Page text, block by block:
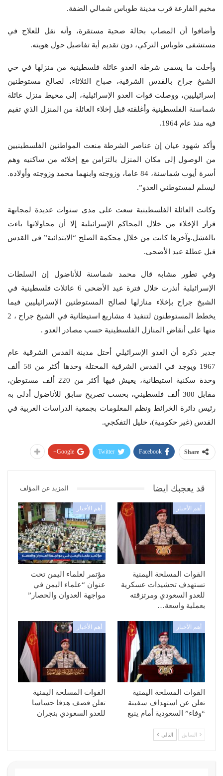
مخيم الفارعة قرب مدينة طوباس شمالي الضفة.
وأضافوا أن المصاب بحالة صحية مستقرة، وأنه نقل للعلاج في
مستشفى طوباس التركي، دون تقديم أية تفاصيل حول هويته.
وأخلت ما يسمى شرطة العدو عائلة فلسطينية من منزلها في حي
الشيخ جراح بالقدس الشرقية، صباح الثلاثاء، لصالح مستوطنين
إسرائيليين، ووصلت قوات العدو الإسرائيلية، إلى محيط منزل عائلة
شماسنة الفلسطينية وأغلقته قبل إخلاء العائلة من المنزل الذي تقيم
فيه منذ عام 1964.
وأكد شهود عيان إن عناصر الشرطة منعت المواطنين الفلسطينيين
من الوصول إلى مكان المنزل بالتزامن مع إخلائه من ساكنيه وهم
أسرة أيوب شماسنة، 84 عاما، وزوجته وابنهما محمد وزوجته وأولاده.
ليسلم لمستوطني العدو”.
وكانت العائلة الفلسطينية سعت على مدى سنوات عديدة لمجابهة
قرار الإخلاء من خلال المحاكم الإسرائيلية إلا أن محاولاتها باءت
بالفشل.وآخرها كانت من خلال محكمة الصلح “الابتدائية” في القدس
قبل عطلة عيد الأضحى.
وفي تطور مشابه قال محمد شماسنة للأناضول إن السلطات
الإسرائيلية أنذرت خلال فترة عيد الأضحى 6 عائلات فلسطينية في
الشيخ جراح بإخلاء منازلها لصالح المستوطنين الإسرائيليين فيما
يخطط المستوطنون لتنفيذ 4 مشاريع استيطانية في الشيخ جراح ، 2
منها على أنقاض المنازل الفلسطينية حسب مصادر العدو .
جدير ذكره أن العدو الإسرائيلي أحتل مدينة القدس الشرقية عام
1967 ويوجد في القدس الشرقية المحتلة وحدها أكثر من 58 ألف
وحدة سكنية استيطانية، يعيش فيها أكثر من 220 ألف مستوطن،
مقابل 300 ألف فلسطيني، بحسب تصريح سابق للأناضول أدلى به
رئيس دائرة الخرائط ونظم المعلومات بجمعية الدراسات العربية في
القدس (غير حكومية)، خليل التفكجي.
Share
Facebook
Twitter
Google+
قد يعجبك ايضا المزيد عن المؤلف
أهم الأخبار
القوات المسلحة اليمنية
تستهدف تحشيدات عسكرية
للعدو السعودي ومرتزقته
بعملية واسعة…
أهم الأخبار
مؤتمر لعلماء اليمن تحت
عنوان “علماء اليمن في
مواجهة العدوان والحصار”
أهم الأخبار
القوات المسلحة اليمنية
تعلن عن استهداف سفينة
“وفاء” السعودية أمام ينبع
أهم الأخبار
القوات المسلحة اليمنية
تعلن قصف هدفا حساسا
للعدو السعودي بنجران
السابق التالي